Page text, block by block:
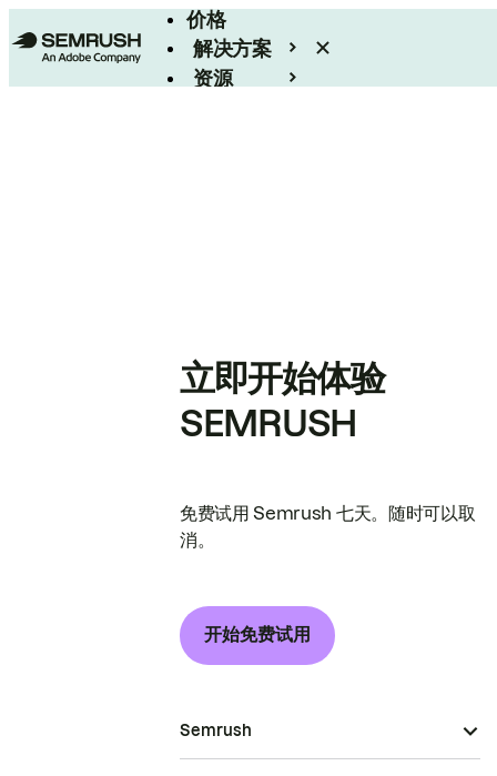
价格
解决方案
资源
立即开始体验
SEMRUSH
免费试用 Semrush 七天。随时可以取
消。
开始免费试用
Semrush